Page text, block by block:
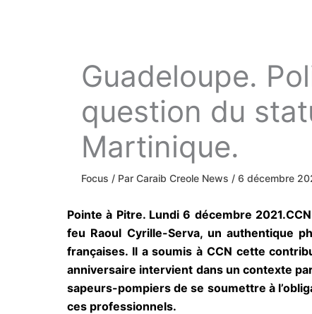
Guadeloupe.
question du
Martinique.
Focus / Par Caraib Creole News / 6 décembre
Pointe à Pitre. Lundi 6 décembre
feu Raoul Cyrille-Serva, un authentique
françaises. Il a soumis à CCN cette
anniversaire intervient dans un contexte
sapeurs-pompiers de se soumettre à
ces professionnels.